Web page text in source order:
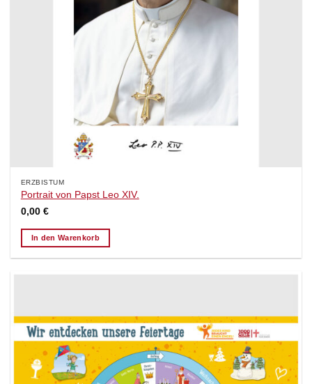
ERZBISTUM
Portrait von Papst Leo XIV.
0,00 €
In den Warenkorb